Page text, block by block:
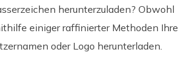
herunterzuladen? Obwohl
einiger raffinierter Methoden Ihre
oder Logo herunterladen.